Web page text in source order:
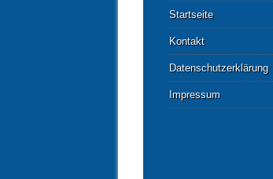
Startseite
Kontakt
Datenschutzerklärung
Impressum